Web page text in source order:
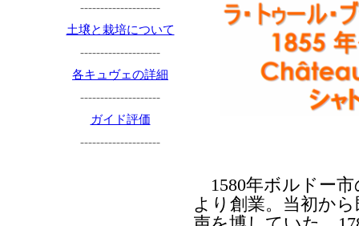
--------------------
土壌と栽培について
--------------------
各キュヴェの詳細
--------------------
ガイド評価
--------------------
1580年ボルドー市
より創業。当初か